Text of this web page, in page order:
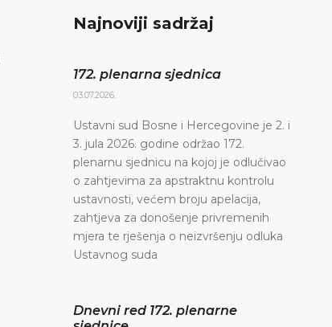
11.06.2026.
putem održao 171. plenarnu sjednicu
DETALJNIJE
Najnoviji sadržaj
172. plenarna sjednica
03.07.2026.
Ustavni sud Bosne i Hercegovine je 2. i
3. jula 2026. godine održao 172.
plenarnu sjednicu na kojoj je odlučivao
o zahtjevima za apstraktnu kontrolu
ustavnosti, većem broju apelacija,
zahtjeva za donošenje privremenih
mjera te rješenja o neizvršenju odluka
Ustavnog suda
Dnevni red 172. plenarne